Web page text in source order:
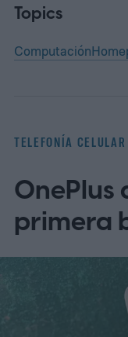
Topics
Computación
TELEFONÍA CELULAR
OnePlus
primera